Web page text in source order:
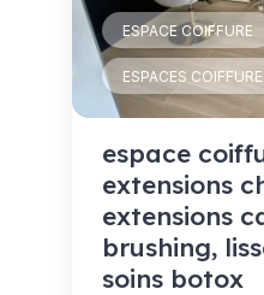
ESPACE COIFFURE
ESPACES COIFFURE
espace
extensions
extensions
brushing,
soins botox